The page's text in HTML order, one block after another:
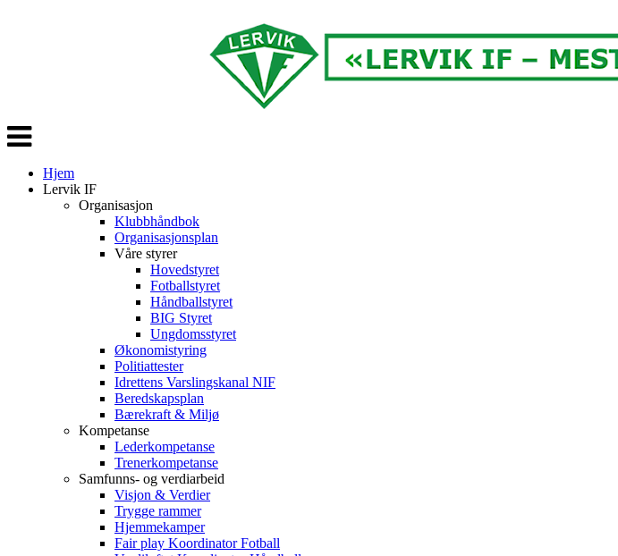
Veksle
navigasjon
Hjem
Lervik IF
Organisasjon
Klubbhåndbok
Organisasjonsplan
Våre styrer
Hovedstyret
Fotballstyret
Håndballstyret
BIG Styret
Ungdomsstyret
Økonomistyring
Politiattester
Idrettens Varslingskanal NIF
Beredskapsplan
Bærekraft & Miljø
Kompetanse
Lederkompetanse
Trenerkompetanse
Samfunns- og verdiarbeid
Visjon & Verdier
Trygge rammer
Hjemmekamper
Fair play Koordinator Fotball